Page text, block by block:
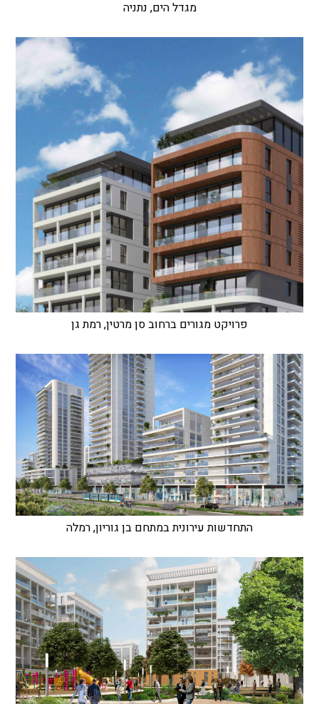
מגדל הים, נתניה
פרויקט מגורים ברחוב סן מרטין, רמת גן
התחדשות עירונית במתחם בן גוריון, רמלה